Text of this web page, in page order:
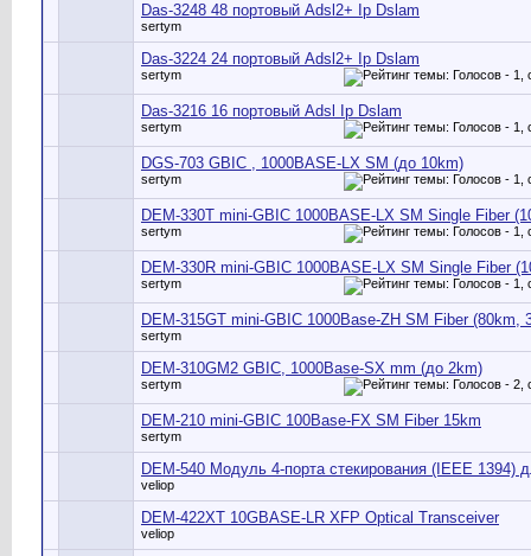
Das-3248 48 портовый Adsl2+ Ip Dslam
sertym
Das-3224 24 портовый Adsl2+ Ip Dslam
sertym
Das-3216 16 портовый Adsl Ip Dslam
sertym
DGS-703 GBIC , 1000BASE-LX SM (до 10km)
sertym
DEM-330T mini-GBIC 1000BASE-LX SM Single Fiber
sertym
DEM-330R mini-GBIC 1000BASE-LX SM Single Fiber
sertym
DEM-315GT mini-GBIC 1000Base-ZH SM Fiber (80km,
sertym
DEM-310GM2 GBIC, 1000Base-SX mm (до 2km)
sertym
DEM-210 mini-GBIC 100Base-FX SM Fiber 15km
sertym
DEM-540 Модуль 4-порта стекирования (IEEE 1394)
veliop
DEM-422XT 10GBASE-LR XFP Optical Transceiver
veliop